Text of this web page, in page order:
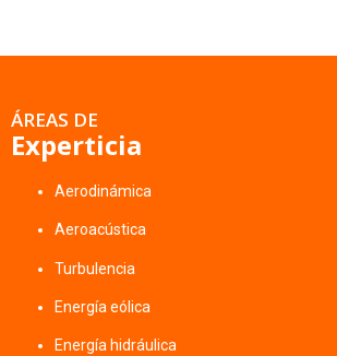
ÁREAS DE
Experticia
Aerodinámica
Aeroacústica
Turbulencia
Energía eólica
Energía hidráulica